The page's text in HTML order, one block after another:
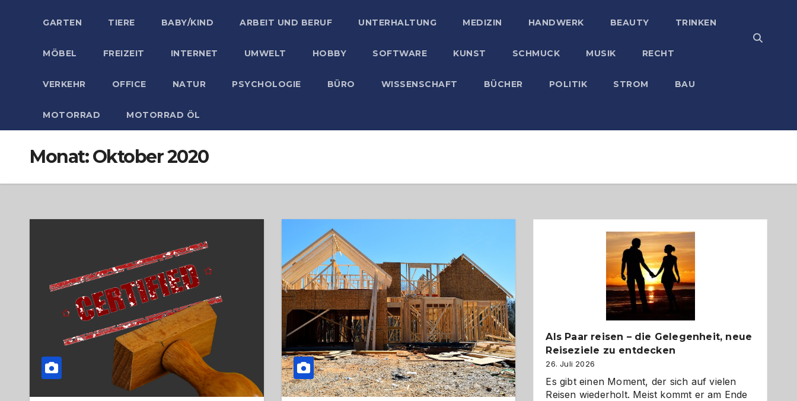
GARTEN TIERE BABY/KIND ARBEIT UND BERUF UNTERHALTUNG MEDIZIN HANDWERK BEAUTY TRINKEN
MÖBEL FREIZEIT INTERNET UMWELT HOBBY SOFTWARE KUNST SCHMUCK MUSIK RECHT
VERKEHR OFFICE NATUR PSYCHOLOGIE BÜRO WISSENSCHAFT BÜCHER POLITIK STROM BAU
MOTORRAD MOTORRAD ÖL
Monat:Oktober 2020
Als Paar reisen – die Gelegenheit, neue
Reiseziele zu entdecken
26. Juli 2026
Es gibt einen Moment, der sich auf vielen
Reisen wiederholt. Meist kommt er am Ende